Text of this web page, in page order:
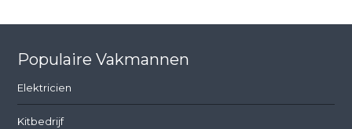
Populaire Vakmannen
Elektricien
Kitbedrijf